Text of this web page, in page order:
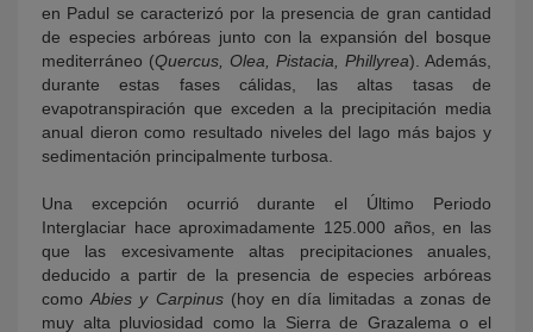
en Padul se caracterizó por la presencia de gran cantidad
de especies arbóreas junto con la expansión del bosque
mediterráneo (Quercus, Olea, Pistacia, Phillyrea). Además,
durante estas fases cálidas, las altas tasas de
evapotranspiración que exceden a la precipitación media
anual dieron como resultado niveles del lago más bajos y
sedimentación principalmente turbosa.
Una excepción ocurrió durante el Último Periodo
Interglaciar hace aproximadamente 125.000 años, en las
que las excesivamente altas precipitaciones anuales,
deducido a partir de la presencia de especies arbóreas
comoAbies y Carpinus(hoy en día limitadas a zonas de
muy alta pluviosidad como la Sierra de Grazalema o el